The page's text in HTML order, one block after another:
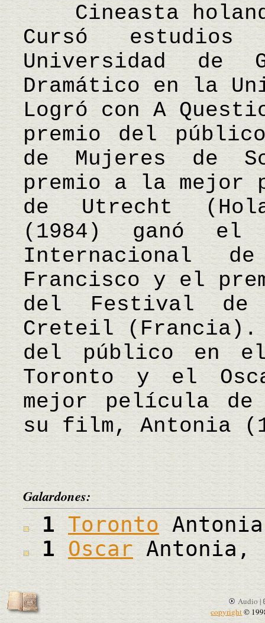
Cineasta
Cursó
Universidad de
Dramático en la
Logró con A
premio del
de Mujeres de
premio a la
de Utrecht
(1984) ganó el
Internacional
Francisco y el
del Festival de
Creteil (Francia).
del público en
Toronto y el
mejor película
su film, Antonia
Galardones:
1Toronto
1OscarAntonia,
Audio |
copyright©